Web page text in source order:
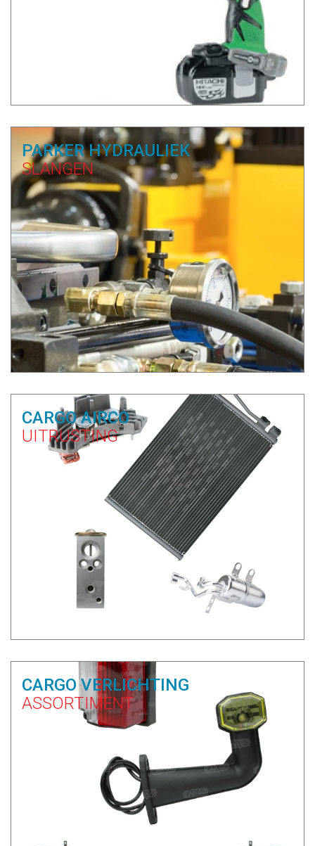
PARKER HYDRAULIEK
SLANGEN
CARGO AIRCO
UITRUSTING
CARGO VERLICHTING
ASSORTIMENT